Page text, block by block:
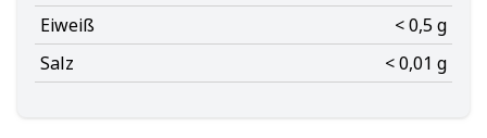
Eiweiß
< 0,5 g
Salz
< 0,01 g